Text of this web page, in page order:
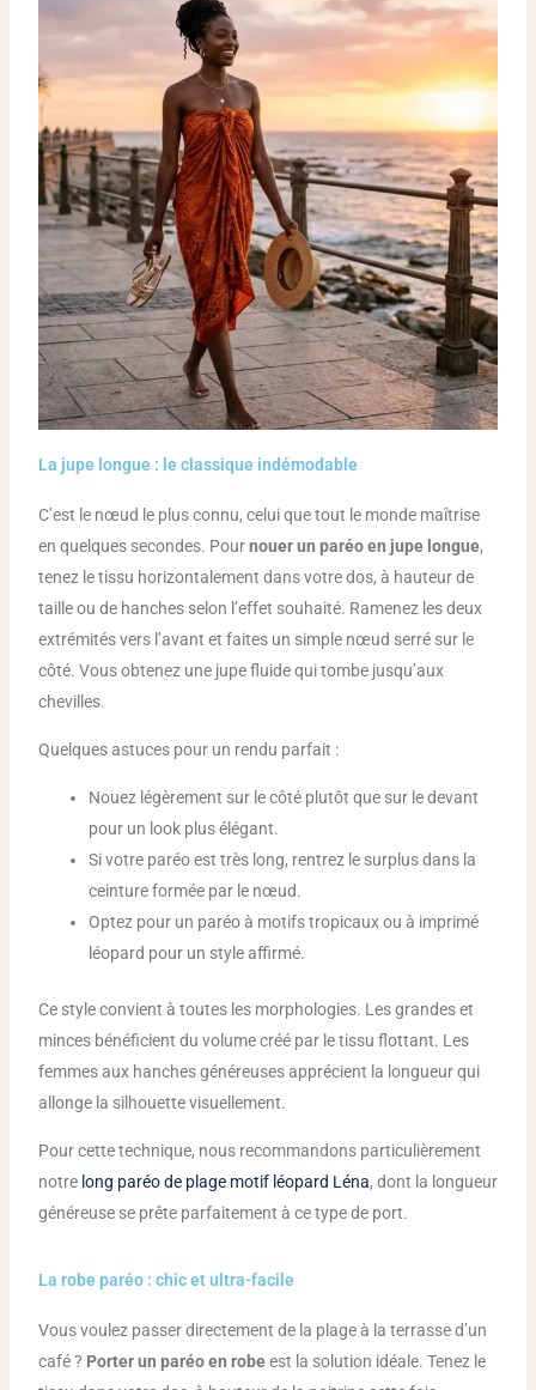
La jupe longue : le classique indémodable
C’est le nœud le plus connu, celui que tout le monde maîtrise
en quelques secondes. Pournouer un paréo en jupe longue,
tenez le tissu horizontalement dans votre dos, à hauteur de
taille ou de hanches selon l’effet souhaité. Ramenez les deux
extrémités vers l’avant et faites un simple nœud serré sur le
côté. Vous obtenez une jupe fluide qui tombe jusqu’aux
chevilles.
Quelques astuces pour un rendu parfait :
Nouez légèrement sur le côté plutôt que sur le devant
pour un look plus élégant.
Si votre paréo est très long, rentrez le surplus dans la
ceinture formée par le nœud.
Optez pour un paréo à motifs tropicaux ou à imprimé
léopard pour un style affirmé.
Ce style convient à toutes les morphologies. Les grandes et
minces bénéficient du volume créé par le tissu flottant. Les
femmes aux hanches généreuses apprécient la longueur qui
allonge la silhouette visuellement.
Pour cette technique, nous recommandons particulièrement
notre long paréo de plage motif léopard Léna, dont la longueur
généreuse se prête parfaitement à ce type de port.
La robe paréo : chic et ultra-facile
Vous voulez passer directement de la plage à la terrasse d’un
café ? Porter un paréo en robeest la solution idéale. Tenez le